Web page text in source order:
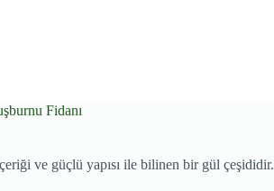
Fidanı
ve güçlü yapısı ile bilinen bir gül çeşididir.